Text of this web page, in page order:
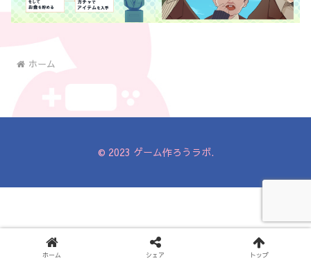
ホーム
© 2023 ゲーム作ろうラボ.
ホーム シェア トップ